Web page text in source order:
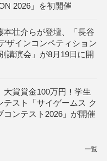
2026」を初開催
本壮介らが登壇、「長谷
ザインコンペティション
講演会」が8月19日に開
大賞賞金100万円！学生
テスト「サイゲームス ク
コンテスト2026」が開催
一覧